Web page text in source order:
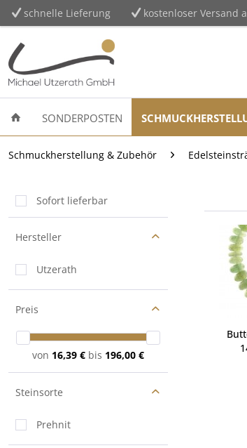
schnelle Lieferung kostenloser Versand
SONDERPOSTEN
Schmuckherstellung & Zubehör
Sofort lieferbar
Hersteller
Utzerath
Preis
von 16,39 € bis 196,00 €
Steinsorte
Prehnit